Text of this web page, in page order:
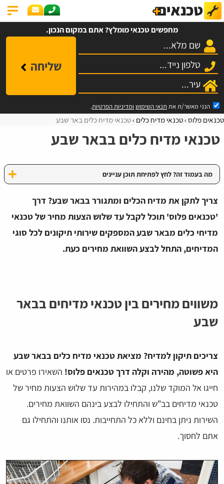
מחפשים טכנאי מומלץ? אתם במקום הנכון.
שליחה
הנני מאשר/ת את תנאי השימוש ומדיניות הפרטיות.
טכנאים פלוס טכנאי מדיח כלים טכנאי מדיח כלים באר שבע
טכנאי מדיח כלים בבאר שבע
מה בעמוד זה? לחץ לפתיחת תוכן עניינים
צריך לתקן את מדיח הכלים ומתגורר בבאר שבע? דרך
'טכנאים פלוס' תוכל לקבל עד שלוש הצעות מחיר של טכנאי
מדיחי כלים מבאר שבע המספקים שירותי תיקונים לכל סוגי
המדיחים, התחל לבצע השוואת מחירים כעת.
משווים מחירים בין טכנאי מדיחים בבאר
שבע
צריכים תיקון למדיח? מציאת טכנאי מדיח כלים בבאר שבע
היא פשוטה, מהירה וקלה דרך טכנאים פלוס! השאירו פרטים או
חייגו אל המוקד שלנו, קבלו במהירות עד שלוש הצעות מחיר של
טכנאי מדיחים בב"ש והתחילו לבצע בינהם השוואת מחירים.
השירות ניתן בחינם וללא כל התחייבות. נסו אותנו והתחילו גם
אתם לחסוך.